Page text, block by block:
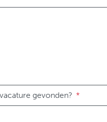
gevonden? *